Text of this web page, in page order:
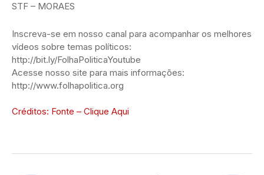
STF – MORAES
Inscreva-se em nosso canal para acompanhar os melhores
vídeos sobre temas políticos:
http://bit.ly/FolhaPoliticaYoutube
Acesse nosso site para mais informações:
http://www.folhapolitica.org
Créditos: Fonte – Clique Aqui